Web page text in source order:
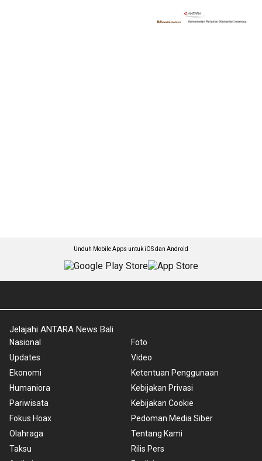
Unduh Mobile Apps untuk iOS dan Android
Jelajahi ANTARA News Bali
Nasional
Updates
Ekonomi
Humaniora
Pariwisata
Fokus Hoax
Olahraga
Taksu
Foto
Video
Ketentuan Penggunaan
Kebijakan Privasi
Kebijakan Cookie
Pedoman Media Siber
Tentang Kami
Rilis Pers